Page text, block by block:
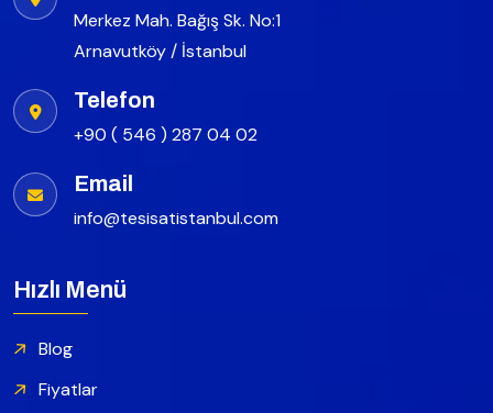
Merkez Mah. Bağış Sk. No:1
Arnavutköy / İstanbul
Telefon
+90 ( 546 ) 287 04 02
Email
info@tesisatistanbul.com
Hızlı Menü
Blog
Fiyatlar